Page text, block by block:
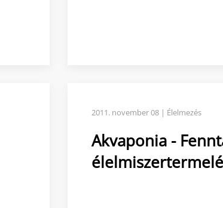
2011. november 08 | Élelmezés
Akvaponia -